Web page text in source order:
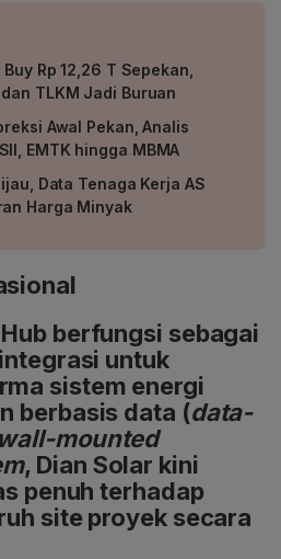
Rp 12,26 T Sepekan,
dan TLKM Jadi Buruan
Awal Pekan, Analis
EMTK hingga MBMA
Data Tenaga Kerja AS
Harga Minyak
berfungsi sebagai
untuk
sistem energi
berbasis data (data-
wall-mounted
, Dian Solar kini
penuh terhadap
site proyek secara